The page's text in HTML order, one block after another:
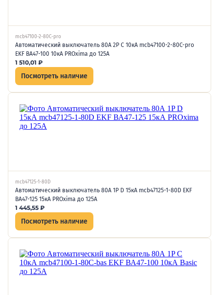
mcb47100-2-80C-pro
Автоматический выключатель 80А 2P C 10кА mcb47100-2-80C-pro
EKF ВА47-100 10кА PROxima до 125А
1 510,01 ₽
Посмотреть наличие
mcb47125-1-80D
Автоматический выключатель 80А 1P D 15кА mcb47125-1-80D EKF
ВА47-125 15кА PROxima до 125А
1 445,55 ₽
Посмотреть наличие